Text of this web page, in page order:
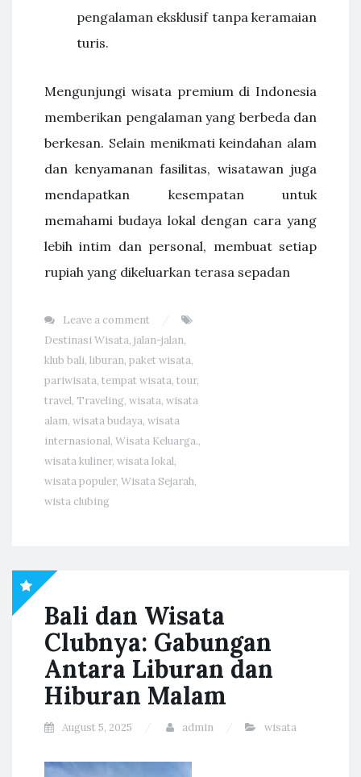
pengalaman eksklusif tanpa keramaian
turis.
Mengunjungi wisata premium di Indonesia
memberikan pengalaman yang berbeda dan
berkesan. Selain menikmati keindahan alam
dan kenyamanan fasilitas, wisatawan juga
mendapatkan kesempatan untuk
memahami budaya lokal dengan cara yang
lebih intim dan personal, membuat setiap
rupiah yang dikeluarkan terasa sepadan
Leave a comment
Destinasi Wisata, jalan-jalan,
klub bali, liburan, paket wisata,
pariwisata, tempat wisata, tour,
travel, Traveling, wisata, wisata
alam, wisata budaya, wisata
internasional, Wisata Keluarga.,
wisata kuliner, wisata lokal,
wisata populer, Wisata Sejarah,
wista clubing
Bali dan Wisata
Clubnya: Gabungan
Antara Liburan dan
Hiburan Malam
August 5, 2025 admin wisata